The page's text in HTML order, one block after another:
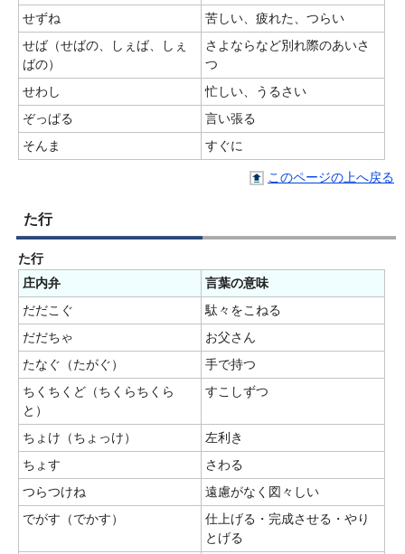
せずね
苦しい、疲れた、つらい
せば（せばの、しぇば、しぇ
ばの）
さよならなど別れ際のあいさ
つ
せわし
忙しい、うるさい
ぞっぱる
言い張る
そんま
すぐに
このページの上へ戻る
た行
た行
庄内弁
言葉の意味
だだこぐ
駄々をこねる
だだちゃ
お父さん
たなぐ（たがぐ）
手で持つ
ちくちくど（ちくらちくら
と）
すこしずつ
ちょけ（ちょっけ）
左利き
ちょす
さわる
つらつけね
遠慮がなく図々しい
でがす（でかす）
仕上げる・完成させる・やり
とげる